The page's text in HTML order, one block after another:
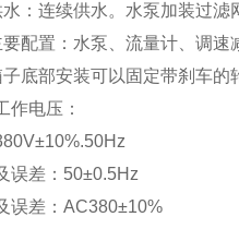
：连续供水。水泵加装过滤
配置：水泵、流量计、调速
底部安装可以固定带刹车的
作电压：
误差：50±0.5Hz
误差：AC380±10%